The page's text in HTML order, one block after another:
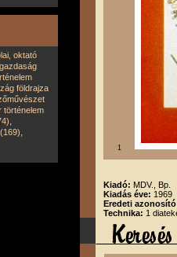
oktató
földrajza
történelem
,
,
1
Kiadó: MDV., Bp.
Kiadás éve: 1969
Eredeti
Technika: 1